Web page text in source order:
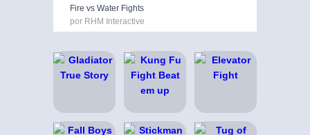
Fire vs Water Fights
por RHM Interactive